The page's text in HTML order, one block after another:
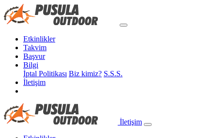
Etkinlikler
Takvim
Başvur
Bilgi
İptal Politikası Biz kimiz? S.S.S.
İletişim
İletişim